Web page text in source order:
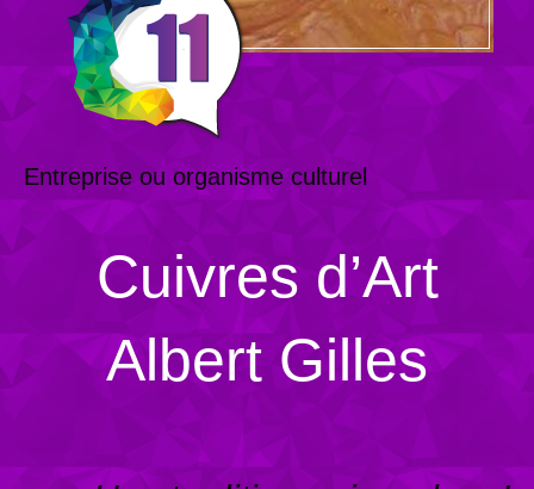
Entreprise ou organisme culturel
Cuivres d’Art
Albert Gilles